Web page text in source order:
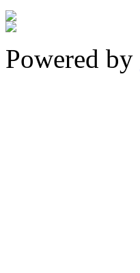
Powered by